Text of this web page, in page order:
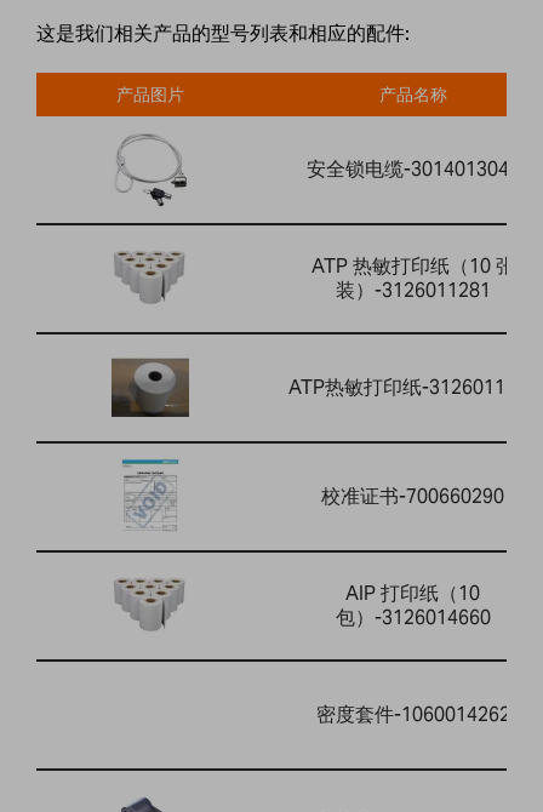
这是我们相关产品的型号列表和相应的配件:
产品图片 产品名称
安全锁电缆-3014013041
ATP 热敏打印纸（10 张
装）-3126011281
ATP热敏打印纸-3126011263
校准证书-700660290
AIP 打印纸（10
包）-3126014660
密度套件-1060014262